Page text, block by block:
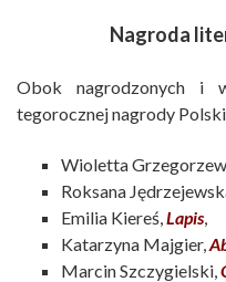
Nagroda
Obok nagrodzonych i
tegorocznej nagrody
Wioletta
Roksana
Emilia Kiereś, Lapis
Katarzyna Majgier,
Marcin Szczygielski,